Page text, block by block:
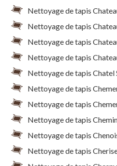
Nettoyage de tapis
Nettoyage de tapis
Nettoyage de tapis
Nettoyage de tapis
Nettoyage de tapis Chatel
Nettoyage de tapis
Nettoyage de tapis
Nettoyage de tapis
Nettoyage de tapis
Nettoyage de tapis